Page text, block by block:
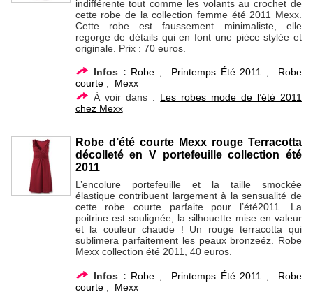
indifférente tout comme les volants au crochet de
cette robe de la collection femme été 2011 Mexx.
Cette robe est faussement minimaliste, elle
regorge de détails qui en font une pièce stylée et
originale. Prix : 70 euros.
Infos : Robe , Printemps Été 2011 , Robe
courte, Mexx
À voir dans : Les robes mode de l’été 2011
chez Mexx
Robe d’été courte Mexx rouge Terracotta
décolleté en V portefeuille collection été
2011
L’encolure portefeuille et la taille smockée
élastique contribuent largement à la sensualité de
cette robe courte parfaite pour l’été2011. La
poitrine est soulignée, la silhouette mise en valeur
et la couleur chaude ! Un rouge terracotta qui
sublimera parfaitement les peaux bronzeéz. Robe
Mexx collection été 2011, 40 euros.
Infos : Robe Printemps Été 2011
Robe
courte, Mexx